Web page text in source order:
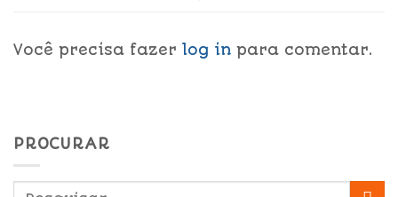
Você precisa fazer log in para comentar.
PROCURAR